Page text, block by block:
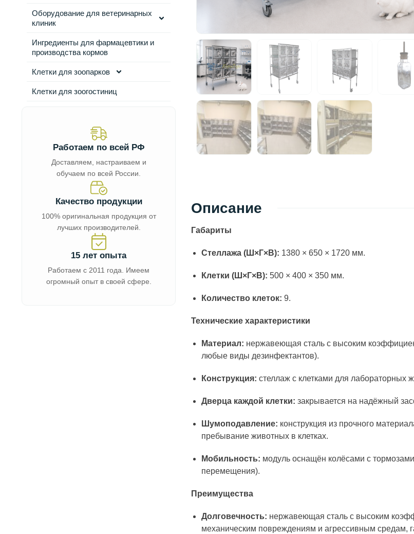
Оборудование для ветеринарных
клиник
Ингредиенты для фармацевтики и
производства кормов
Клетки для зоопарков
Клетки для зоогостиниц
Работаем по всей РФ
Доставляем, настраиваем и
обучаем по всей России.
Качество продукции
100% оригинальная продукция от
лучших производителей.
15 лет опыта
Работаем с 2011 года. Имеем
огромный опыт в своей сфере.
Описание
Габариты
Стеллажа (Ш×Г×В): 1380 × 650 × 1720 мм.
Клетки (Ш×Г×В): 500 × 400 × 350 мм.
Количество клеток: 9.
Технические характеристики
Материал: нержавеющая сталь с высоким
любые виды дезинфектантов).
Конструкция: стеллаж с клетками для лабораторных
Дверца каждой клетки: закрывается на надёжный
Шумоподавление: конструкция из прочного
пребывание животных в клетках.
Мобильность: модуль оснащён колёсами с
перемещения).
Преимущества
Долговечность: нержавеющая сталь с высоким
механическим повреждениям и агрессивным средам,